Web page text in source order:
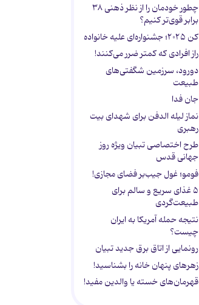
چطور خودمان را از نظر ذهنی ۳۸
برابر قوی‌تر کنیم؟
کن ۲۰۲۵؛ جشنواره‌ای علیه خانواده
راز افرادی که کمتر ضرر می‌کنند!
دورود، سرزمین شگفتی‌های
طبیعت
جان فدا
نماز لیله الدفن برای شهدای بیت
رهبری
طرح اختصاصی تبیان ویژه روز
جهانی قدس
فومو؛ غول جیب‌بر فضای مجازی!
۵ غذای سریع و سالم برای
طبیعت‌گردی
نتیجه حمله آمریکا به ایران
چیست؟
رونمایی از اتاق برق جدید تبیان
زهرهای پنهان خانه را بشناسید!
قهرمان‌های خسته یا والدین مفید!